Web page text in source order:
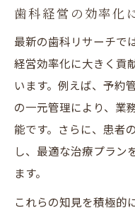
歯科経営の効率化
最新の歯科リサーチで
経営効率化に大きく貢
います。例えば、予約
の一元管理により、業
能です。さらに、患者
し、最適な治療プラン
ます。
これらの知見を積極的